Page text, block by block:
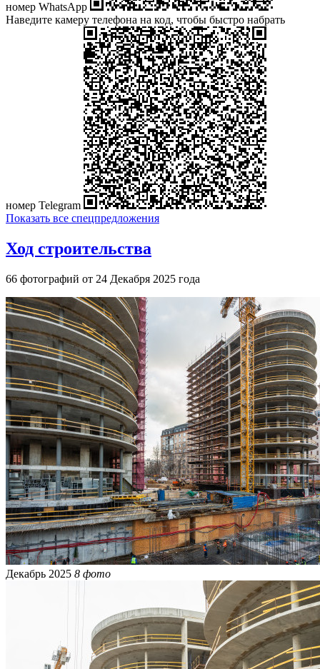
номер WhatsApp
Наведите камеру телефона на код, чтобы быстро набрать
номер Telegram
Показать все спецпредложения
Ход строительства
66 фотографий от 24 Декабря 2025 года
Декабрь 2025 8 фото